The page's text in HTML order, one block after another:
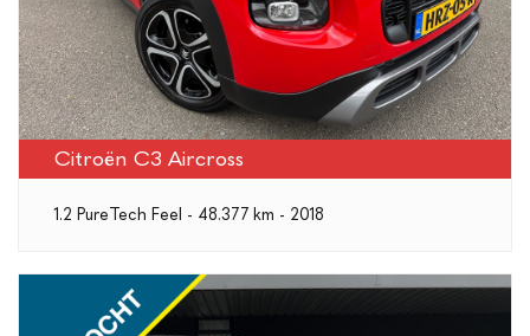
Citroën C3 Aircross
1.2 PureTech Feel - 48.377 km - 2018